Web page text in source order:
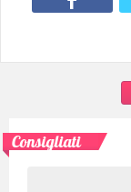
Consigliati